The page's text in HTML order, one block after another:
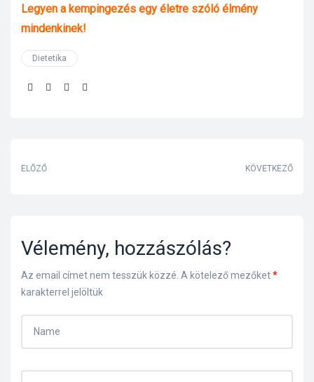
Legyen a kempingezés egy életre szóló élmény
mindenkinek!
Dietetika
ELŐZŐ KÖVETKEZŐ
Vélemény, hozzászólás?
Az email címet nem tesszük közzé. A kötelező mezőket*
karakterrel jelöltük